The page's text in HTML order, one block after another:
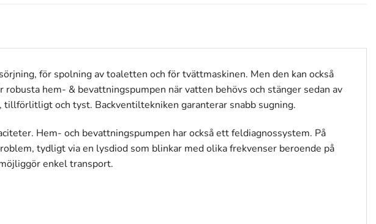
för spolning av toaletten och för tvättmaskinen. Men den kan också
hem- & bevattningspumpen när vatten behövs och stänger sedan av
och tyst. Backventiltekniken garanterar snabb sugning.
Hem- och bevattningspumpen har också ett feldiagnossystem. På
tydligt via en lysdiod som blinkar med olika frekvenser beroende på
enkel transport.